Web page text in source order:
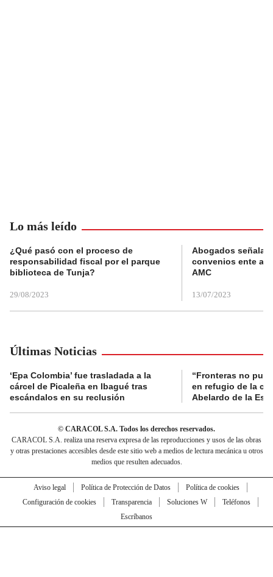
Lo más leído
¿Qué pasó con el proceso de
responsabilidad fiscal por el parque
biblioteca de Tunja?
29/08/2023
Abogados
convenios ente
AMC
13/07/2023
Últimas Noticias
‘Epa Colombia’ fue trasladada a la
cárcel de Picaleña en Ibagué tras
escándalos en su reclusión
“Fronteras no
en refugio de la
Abelardo de la
© CARACOL S.A. Todos los derechos reservados.
CARACOL S.A. realiza una reserva expresa de las reproducciones y usos de las obras
y otras prestaciones accesibles desde este sitio web a medios de lectura mecánica u otros
medios que resulten adecuados.
Aviso legal Política de Protección de Datos
Política de cookies
Configuración de cookies
Transparencia Soluciones W
Teléfonos
Escríbanos